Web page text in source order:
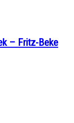
– Fritz-Beke